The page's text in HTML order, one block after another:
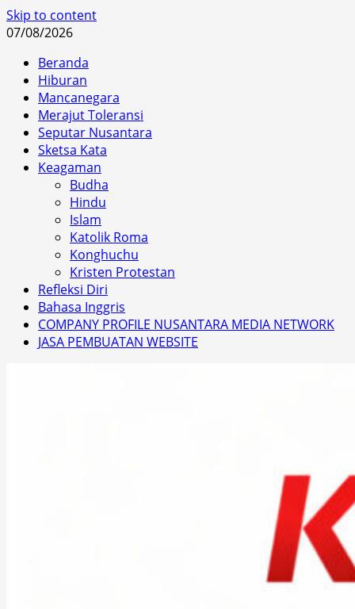
Skip to content
07/08/2026
Beranda
Hiburan
Mancanegara
Merajut Toleransi
Seputar Nusantara
Sketsa Kata
Keagaman
Budha
Hindu
Islam
Katolik Roma
Konghuchu
Kristen Protestan
Refleksi Diri
Bahasa Inggris
COMPANY PROFILE NUSANTARA MEDIA NETWORK
JASA PEMBUATAN WEBSITE